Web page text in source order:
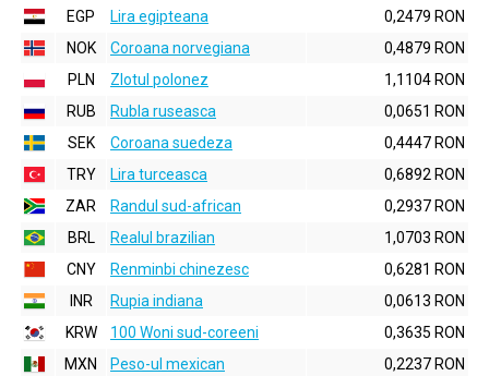
EGP
Lira egipteana
0,2479 RON
NOK
Coroana norvegiana
0,4879 RON
PLN
Zlotul polonez
1,1104 RON
RUB
Rubla ruseasca
0,0651 RON
SEK
Coroana suedeza
0,4447 RON
TRY
Lira turceasca
0,6892 RON
ZAR
Randul sud-african
0,2937 RON
BRL
Realul brazilian
1,0703 RON
CNY
Renminbi chinezesc
0,6281 RON
INR
Rupia indiana
0,0613 RON
KRW
100 Woni sud-coreeni
0,3635 RON
MXN
Peso-ul mexican
0,2237 RON